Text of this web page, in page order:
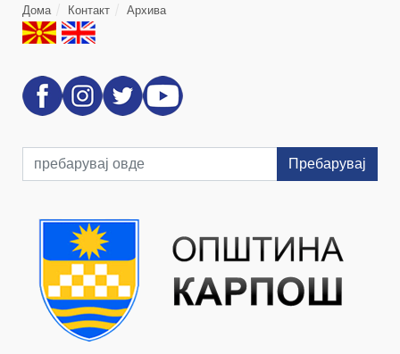
Дома Контакт Архива
Пребарувај